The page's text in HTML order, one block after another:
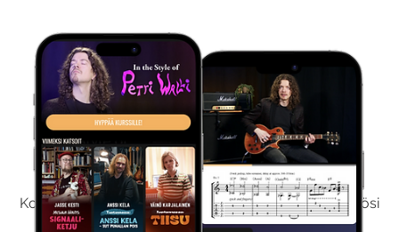
Kokeile Ilmaiseksi
Kokeilemalla ilmaiseksi saat koko sisältömme käyttöösi
viikon ajaksi.